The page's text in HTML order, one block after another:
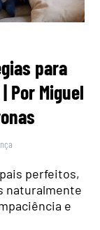
para
Por Miguel
perfeitos,
naturalmente
e